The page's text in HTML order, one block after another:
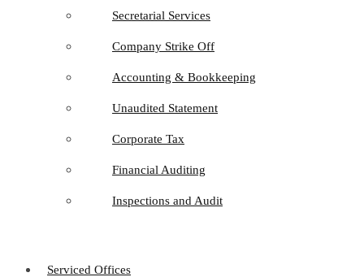
Secretarial Services
Company Strike Off
Accounting & Bookkeeping
Unaudited Statement
Corporate Tax
Financial Auditing
Inspections and Audit
Serviced Offices